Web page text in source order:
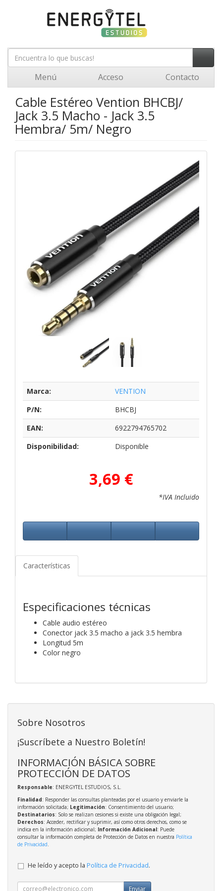
Menú Acceso Contacto
Cable Estéreo Vention BHCBJ/
Jack 3.5 Macho - Jack 3.5
Hembra/ 5m/ Negro
Marca:
VENTION
P/N:
BHCBJ
EAN:
6922794765702
Disponibilidad:
Disponible
3,69 €
*IVA Incluido
Características
Especificaciones técnicas
Cable audio estéreo
Conector jack 3.5 macho a jack 3.5 hembra
Longitud 5m
Color negro
Sobre Nosotros
¡Suscríbete a Nuestro Boletín!
INFORMACIÓN BÁSICA SOBRE
PROTECCIÓN DE DATOS
Responsable: ENERGYTEL ESTUDIOS, S.L.
Finalidad: Responder las consultas planteadas por el usuario y enviarle la
información solicitada; Legitimación: Consentimiento del usuario;
Destinatarios: Solo se realizan cesiones si existe una obligación legal;
Derechos: Acceder, rectificar y suprimir, así como otros derechos, como se
indica en la información adicional; Información Adicional: Puede
consultar la información completa de Protección de Datos en nuestra Política
de Privacidad
He leído y acepto la Política de Privacidad.
Enviar